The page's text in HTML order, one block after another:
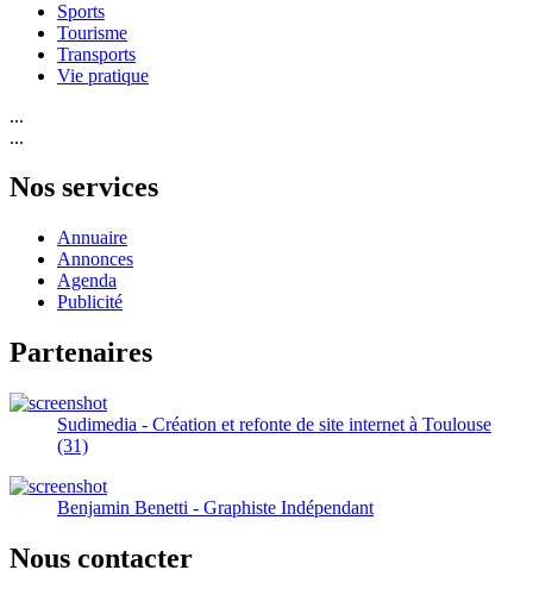
Sports
Tourisme
Transports
Vie pratique
...
...
Nos services
Annuaire
Annonces
Agenda
Publicité
Partenaires
Sudimedia - Création et refonte de site internet à Toulouse
(31)
Benjamin Benetti - Graphiste Indépendant
Nous contacter